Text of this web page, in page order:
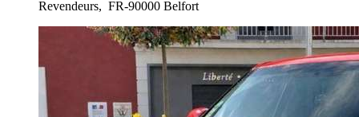
Revendeurs, FR-90000 Belfort